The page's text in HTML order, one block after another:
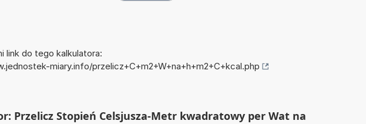
link do tego kalkulatora:
miary.info/przelicz+C+m2+W+na+h+m2+C+kcal.php
Przelicz Stopień Celsjusza-Metr kwadratowy per Wat na